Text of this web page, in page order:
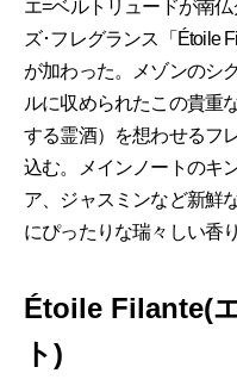
エ=ベルトリュードが南
ズ･フレグランス「Étoile
が加わった。メゾンのシ
ルに収められたこの貴重
する霊酒）を想わせるフ
込む。メインノートのキ
ア、ジャスミンなど新鮮
にぴったりな瑞々しい香り
Étoile Filante(
ト)